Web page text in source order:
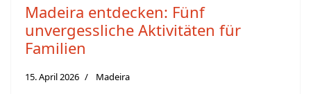
Madeira entdecken: Fünf
unvergessliche Aktivitäten für
Familien
15. April 2026 Madeira